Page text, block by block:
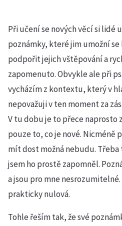
Při učení se nových věcí si lidé
poznámky, které jim umožní
podpořit jejich vštěpování a
zapomenuto. Obvykle ale při
vycházím z kontextu, který v
nepovažuji v ten moment za
V tu dobu je to přece naprosto
pouze to, co je nové. Nicméně
mít dost možná nebudu.
jsem ho prostě zapomněl.
a jsou pro mne
prakticky nulová.
Tohle řeším tak, že své